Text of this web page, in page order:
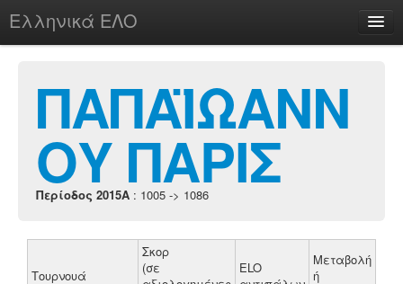
Ελληνικά ΕΛΟ
chesstu.be @ discord
Login
ΠΑΠΑΪΩΑΝΝ
ΟΥ ΠΑΡΙΣ
Περίοδος 2015A : 1005 -> 1086
Τουρνουά
Σκορ
(σε
ELO
Μεταβολή
ή